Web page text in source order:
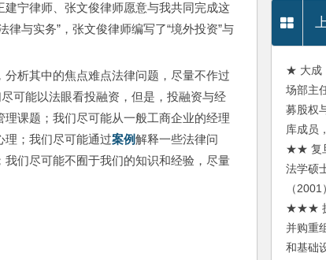
建宁律师、张文俊律师愿意与我共同完成这
与实务”，张文俊律师编写了“境外投资”与
析其中的焦点难点法律问题，尽量不作过
可能以法眼看投融资，但是，投融资与经
课题；我们尽可能从一般工商企业的经理
理；我们尽可能通过案例解释一些法律问
们尽可能不囿于我们的知识和经验，尽量
★ 大成
场部主
募股权
库成员
★★ 复
法学硕
（2001
★★★ 执
并购重
和基础